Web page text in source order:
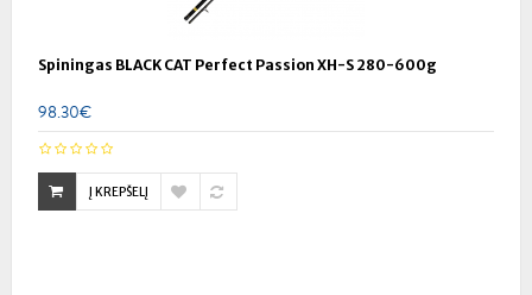
Spiningas BLACK CAT Perfect Passion XH-S 280-600g
98.30€
Į KREPŠELĮ